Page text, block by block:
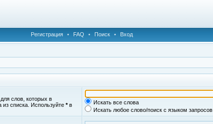
Регистрация • FAQ • Поиск • Вход
для слов, которых в
из списка. Используйте *в
Искать все слова
Искать любое слово/поиск с языком запросов